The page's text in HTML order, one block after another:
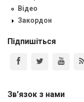
Відео
Закордон
Підпишіться
Зв'язок з нами